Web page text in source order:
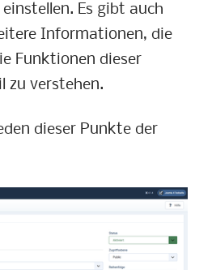
einstellen. Es gibt auch
Informationen, die
Funktionen dieser
zu verstehen.
dieser Punkte der